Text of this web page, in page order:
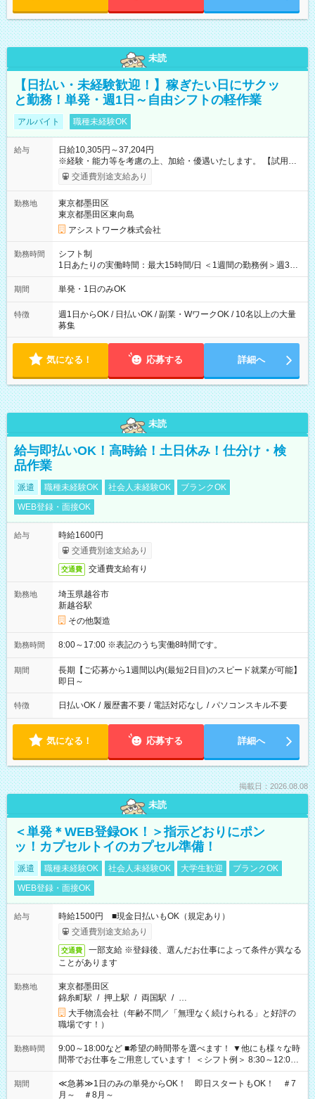
未読
【日払い・未経験歓迎！】稼ぎたい日にサクッ
と勤務！単発・週1日～自由シフトの軽作業
アルバイト 職種未経験OK
給与
日給10,305円～37,204円
※経験・能力等を考慮の上、加給・優遇いたします。 【試用期
間】試用期間なし
交通費別途支給あり
勤務地
東京都墨田区
東京都墨田区東向島
アシストワーク株式会社
勤務時間
シフト制
1日あたりの実働時間：最大15時間/日 ＜1週間の勤務例＞週3回
勤務 勤務：月・水・金 休み：火・木・土・日 好きな時にお仕事
可能です！ ※1日あたりの最大実働時間は日勤、夜勤共に勤務し
期間 単発・1日のみOK
特徴
週1日からOK / 日払いOK / 副業・WワークOK / 10名以上の大量
募集
気になる！ 応募する 詳細へ
未読
給与即払いOK！高時給！土日休み！仕分け・検
品作業
派遣 職種未経験OK 社会人未経験OK
ブランクOK
WEB登録・面接OK
給与
時給1600円
交通費別途支給あり
交通費 交通費支給有り
勤務地
埼玉県越谷市
新越谷駅
その他製造
勤務時間 8:00～17:00 ※表記のうち実働8時間です。
期間
長期【ご応募から1週間以内(最短2日目)のスピード就業が可能】
即日～
特徴 日払いOK / 履歴書不要 / 電話対応なし / パソコンスキル不要
気になる！ 応募する 詳細へ
掲載日：2026.08.08
未読
＜単発＊WEB登録OK！＞指示どおりにポン
ッ！カプセルトイのカプセル準備！
派遣 職種未経験OK 社会人未経験OK 大学生歓迎
ブランクOK
WEB登録・面接OK
給与
時給1500円 ■現金日払いもOK（規定あり）
交通費別途支給あり
交通費
一部支給 ※登録後、選んだお仕事によって条件が異なる
ことがあります
勤務地
東京都墨田区
錦糸町駅 / 押上駅 / 両国駅 / …
大手物流会社（年齢不問／「無理なく続けられる」と好評の
職場です！）
勤務時間
9:00～18:00など ■希望の時間帯を選べます！ ▼他にも様々な時
間帯でお仕事をご用意しています！ ＜シフト例＞ 8:30～12:00
17:00～22:00 13:00～22:00 22:00～翌6:00 など
期間
≪急募≫1日のみの単発からOK！ 即日スタートもOK！ ＃7
月～ ＃8月～